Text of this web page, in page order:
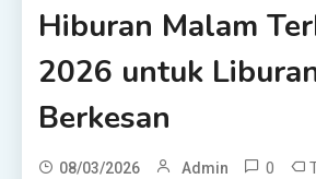
Hiburan Malam
2026 untuk
Berkesan
08/03/2026 Admin 0